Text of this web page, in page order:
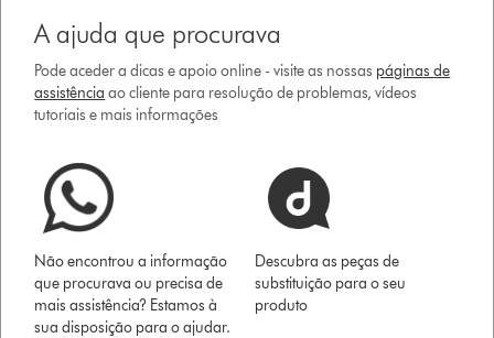
A ajuda que procurava
Pode aceder a dicas e apoio online - visite as nossas páginas de
assistência ao cliente para resolução de problemas, vídeos
tutoriais e mais informações
Não encontrou a informação
que procurava ou precisa de
mais assistência? Estamos à
sua disposição para o ajudar.
Descubra as peças de
substituição para o seu
produto